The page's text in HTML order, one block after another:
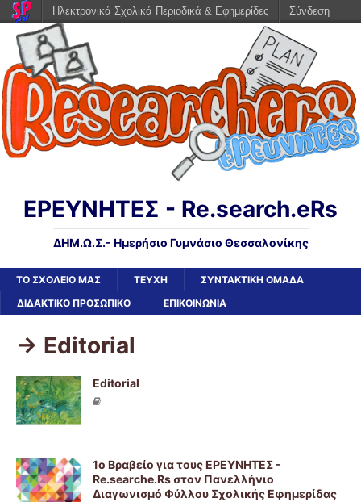
ΕΡΕΥΝΗΤΕΣ - Re.search.eRs
ΔΗΜ.Ω.Σ.- Ημερήσιο Γυμνάσιο Θεσσαλονίκης
ΤΟ ΣΧΟΛΕΙΟ ΜΑΣ ΤΕΥΧΗ
ΣΥΝΤΑΚΤΙΚΗ ΟΜΑΔΑ
ΔΙΔΑΚΤΙΚΟ ΠΡΟΣΩΠΙΚΟ
ΕΠΙΚΟΙΝΩΝΙΑ
-> Editorial
Editorial
1ο Βραβείο για τους ΕΡΕΥΝΗΤΕΣ -
Re.searche.Rs στον Πανελλήνιο
Διαγωνισμό Φύλλου Σχολικής Εφημερίδας
Ηλεκτρονικά Σχολικά Περιοδικά & Εφημερίδες Σύνδεση